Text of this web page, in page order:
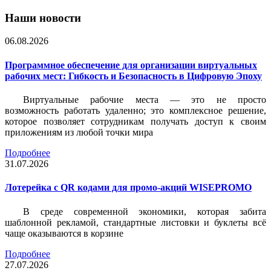
Наши новости
06.08.2026
Программное обеспечение для организации виртуальных
рабочих мест: Гибкость и Безопасность в Цифровую Эпоху
Виртуальные рабочие места — это не просто
возможность работать удаленно; это комплексное решение,
которое позволяет сотрудникам получать доступ к своим
приложениям из любой точки мира
Подробнее
31.07.2026
Лотерейка c QR кодами для промо-акций WISEPROMO
В среде современной экономики, которая забита
шаблонной рекламой, стандартные листовки и буклеты всё
чаще оказываются в корзине
Подробнее
27.07.2026